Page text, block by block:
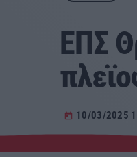
ΕΠΣ
today 10/03/2025